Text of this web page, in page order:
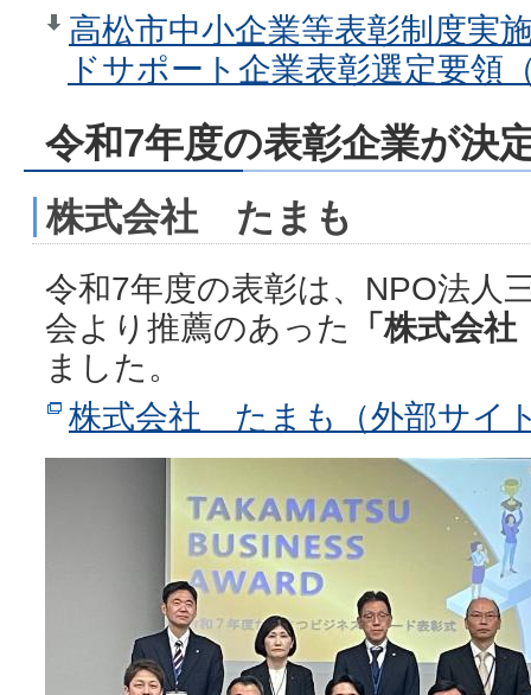
高松市中小企業等表彰制度実
ドサポート企業表彰選定要領
令和7年度の表彰企業が決
株式会社 たまも
令和7年度の表彰は、NPO法人
会より推薦のあった
「株式会
ました。
株式会社 たまも（外部サイ